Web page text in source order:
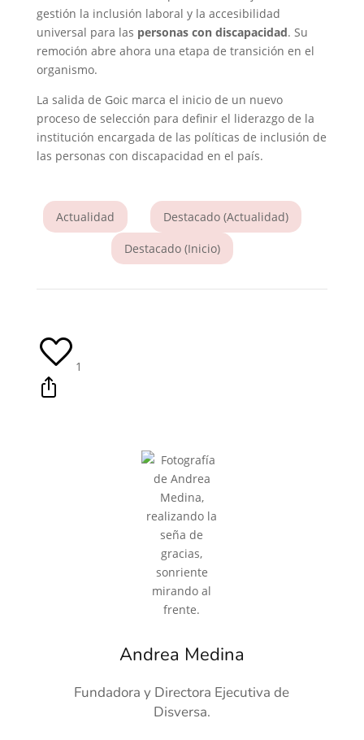
gestión la inclusión laboral y la accesibilidad
universal para las personas con discapacidad. Su
remoción abre ahora una etapa de transición en el
organismo.
La salida de Goic marca el inicio de un nuevo
proceso de selección para definir el liderazgo de la
institución encargada de las políticas de inclusión de
las personas con discapacidad en el país.
Actualidad Destacado (Actualidad)
Destacado (Inicio)
1
Andrea Medina
Fundadora y Directora Ejecutiva de
Disversa.